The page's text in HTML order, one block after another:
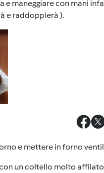
e maneggiare con mani
e raddoppierà ).
e mettere in forno
un coltello molto